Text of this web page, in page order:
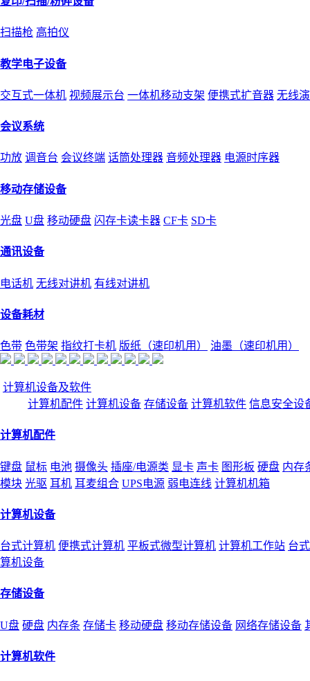
扫描枪 高拍仪
教学电子设备
交互式一体机 视频展示台 一体机移动支架 便携式扩音器 无线
会议系统
功放 调音台 会议终端 话筒处理器 音频处理器 电源时序器
移动存储设备
光盘 U盘 移动硬盘 闪存卡读卡器 CF卡 SD卡
通讯设备
电话机 无线对讲机 有线对讲机
设备耗材
色带 色带架 指纹打卡机 版纸（速印机用） 油墨（速印机用）
计算机设备及软件
计算机配件 计算机设备 存储设备 计算机软件 信息安全设
计算机配件
键盘 鼠标 电池 摄像头 插座/电源类 显卡 声卡 图形板 硬盘 内存
模块 光驱 耳机 耳麦组合 UPS电源 弱电连线 计算机机箱
计算机设备
台式计算机 便携式计算机 平板式微型计算机 计算机工作站 台
算机设备
存储设备
U盘 硬盘 内存条 存储卡 移动硬盘 移动存储设备 网络存储设备
计算机软件